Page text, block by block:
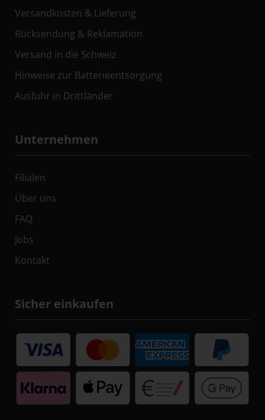
Versandkosten & Lieferung
Rücksendung & Reklamation
Versand in die Schweiz
Hinweise zur Batterieentsorgung
Ausfuhr in Drittländer
Unternehmen
Filialen
Über uns
FAQ
Jobs
Kontakt
Sicher einkaufen